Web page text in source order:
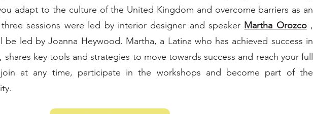
adapt to the culture of the United Kingdom and overcome barriers as an
sessions were led by interior designer and speaker Martha Orozco,
be led by Joanna Heywood. Martha, a Latina who has achieved success in
key tools and strategies to move towards success and reach your full
at any time, participate in the workshops and become part of the